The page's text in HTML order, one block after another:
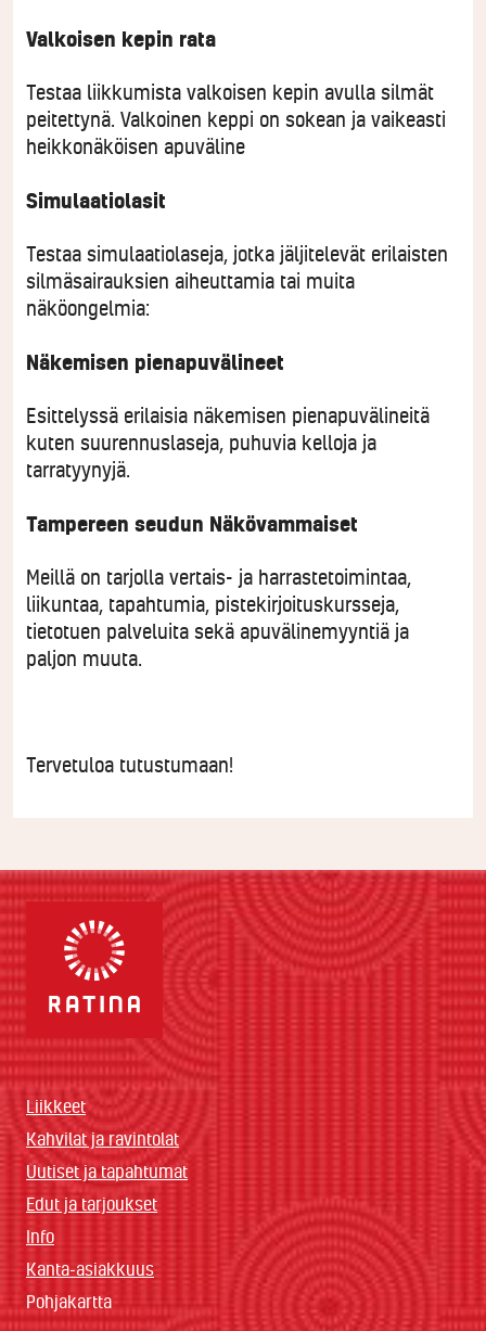
Valkoisen kepin rata
Testaa liikkumista valkoisen kepin avulla silmät
peitettynä. Valkoinen keppi on sokean ja vaikeasti
heikkonäköisen apuväline
Simulaatiolasit
Testaa simulaatiolaseja, jotka jäljitelevät erilaisten
silmäsairauksien aiheuttamia tai muita
näköongelmia:
Näkemisen pienapuvälineet
Esittelyssä erilaisia näkemisen pienapuvälineitä
kuten suurennuslaseja, puhuvia kelloja ja
tarratyynyjä.
Tampereen seudun Näkövammaiset
Meillä on tarjolla vertais- ja harrastetoimintaa,
liikuntaa, tapahtumia, pistekirjoituskursseja,
tietotuen palveluita sekä apuvälinemyyntiä ja
paljon muuta.
Tervetuloa tutustumaan!
Liikkeet
Kahvilat ja ravintolat
Uutiset ja tapahtumat
Edut ja tarjoukset
Info
Kanta-asiakkuus
Pohjakartta